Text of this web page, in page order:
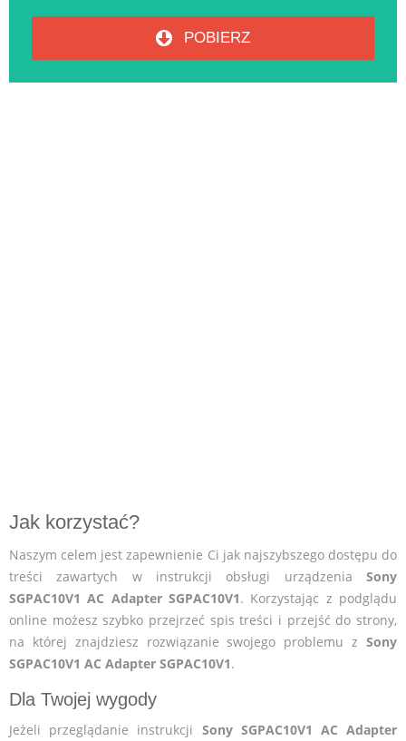
POBIERZ
Jak korzystać?
Naszym celem jest zapewnienie Ci jak najszybszego dostępu do
treści zawartych w instrukcji obsługi urządzenia Sony
SGPAC10V1 AC Adapter SGPAC10V1. Korzystając z podglądu
online możesz szybko przejrzeć spis treści i przejść do strony,
na której znajdziesz rozwiązanie swojego problemu z Sony
SGPAC10V1 AC Adapter SGPAC10V1.
Dla Twojej wygody
Jeżeli przeglądanie instrukcji Sony SGPAC10V1 AC Adapter